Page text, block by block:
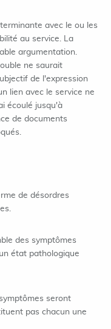
avec le ou les
au service. La
argumentation.
ne saurait
de l'expression
lien avec le service ne
écoulé jusqu'à
de documents
de désordres
des symptômes
état pathologique
seront
pas chacun une